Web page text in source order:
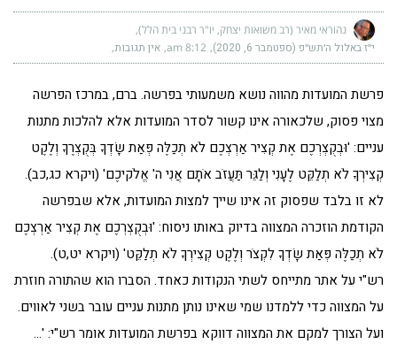
נהוראי מאיר (רב משואות יצחק, יו"ר רבני בית הלל)
י״ז באלול ה׳תש״פ (ספטמבר 6, 2020) 8:12 am אין תגובות
פרשת המועדות מהווה נושא משמעותי בפרשה. ברם, במרכז הפרשה
מצוי פסוק, שלכאורה אינו קשור לסדר המועדות אלא להלכות מתנות
עניים: 'וּבְקֻצְרְכֶם אֶת קְצִיר אַרְצְכֶם לֹא תְכַלֶּה פְּאַת שָׂדְךָ בְּקֻצְרֶךָ וְלֶקֶט
קְצִירְךָ לֹא תְלַקֵּט לֶעָנִי וְלַגֵּר תַּעֲזֹב אֹתָם אֲנִי ה' אֱלֹקיכֶם' (ויקרא כג,כב).
לא זו בלבד שפסוק זה אינו שייך למצות המועדות, אלא שבפרשה
הקודמת הוזכרה המצווה בדיוק באותו ניסוח: 'וּבְקֻצְרְכֶם אֶת קְצִיר אַרְצְכֶם
לֹא תְכַלֶּה פְּאַת שָׂדְךָ לִקְצֹר וְלֶקֶט קְצִירְךָ לֹא תְלַקֵּט' (ויקרא יט,ט).
רש"י על אתר מתייחס לשתי הנקודות כאחד. הסברו הוא שהתורה חוזרת
על המצווה כדי ללמדנו שמי שאינו נותן מתנות עניים עובר בשני לאווים.
ועל הצורך למקם את המצווה דווקא בפרשת המועדות אומר רש"י: '…